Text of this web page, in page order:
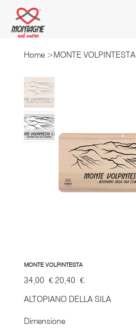
Home >MONTE VOLPINTESTA
MONTE VOLPINTESTA
Prezzo
originale
34,00 € Prezzo
scontato
20,40 €
ALTOPIANO DELLA SILA
Dimensione